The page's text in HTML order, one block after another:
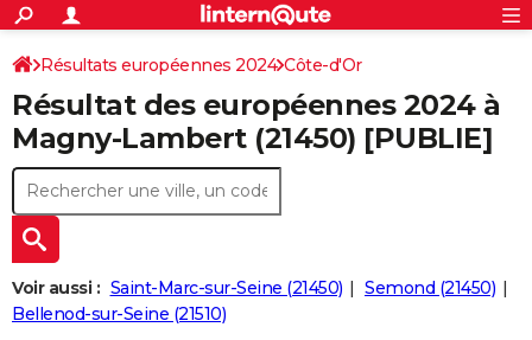
ACTUALITÉS
Politique
Société
Faits Divers
Education
Monde
Villes
+
SPORT
Coupe du monde 2026
Football
Tennis
Cyclisme
Rugby
Forum
Programme TV
TNT
Streaming
Cinéma
Sorties cinéma
Musique
+
FINANCE
Retraite
Impôts
Epargne
Immobilier
Risques naturels par ville
Banque
Assurance
Crédit
AUTO
Essais
Réserver un essai
Citadines
Berlines
SUV
Forum auto
+
HIGH-TECH
Mobiles
Meilleur smartphone
Internet
Ordinateurs
Jeux vidéo
Guide high-tech
+
BRICOLAGE
S'inscrire
Connexion
Résultats européennes 2024 Côte-d'Or
Résultat des européennes 2024 à
Magny-Lambert (21450) [PUBLIE]
Voir aussi : Saint-Marc-sur-Seine (21450)
Semond (21450)
Bellenod-sur-Seine (21510)